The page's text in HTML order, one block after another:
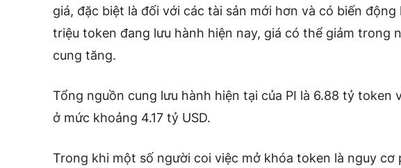
giá, đặc biệt là đối với các tài sản mới hơn và có biến động
triệu token đang lưu hành hiện nay, giá có thể giảm trong
cung tăng.
Tổng nguồn cung lưu hành hiện tại của PI là 6.88 tỷ token
ở mức khoảng 4.17 tỷ USD.
Trong khi một số người coi việc mở khóa token là nguy cơ